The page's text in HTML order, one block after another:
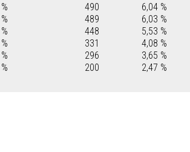
490
6,04 %
489
6,03 %
448
5,53 %
331
4,08 %
296
3,65 %
200 2,47 %